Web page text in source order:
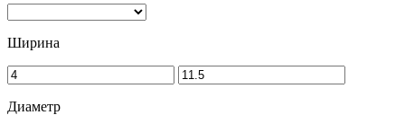
Ширина
Диаметр